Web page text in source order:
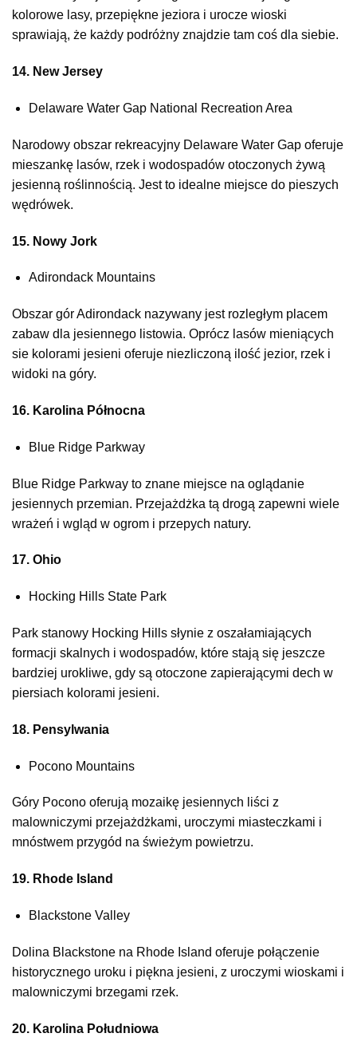
kolorowe lasy, przepiękne jeziora i urocze wioski
sprawiają, że każdy podróżny znajdzie tam coś dla siebie.
14. New Jersey
Delaware Water Gap National Recreation Area
Narodowy obszar rekreacyjny Delaware Water Gap oferuje
mieszankę lasów, rzek i wodospadów otoczonych żywą
jesienną roślinnością. Jest to idealne miejsce do pieszych
wędrówek.
15. Nowy Jork
Adirondack Mountains
Obszar gór Adirondack nazywany jest rozległym placem
zabaw dla jesiennego listowia. Oprócz lasów mieniących
sie kolorami jesieni oferuje niezliczoną ilość jezior, rzek i
widoki na góry.
16. Karolina Północna
Blue Ridge Parkway
Blue Ridge Parkway to znane miejsce na oglądanie
jesiennych przemian. Przejażdżka tą drogą zapewni wiele
wrażeń i wgląd w ogrom i przepych natury.
17. Ohio
Hocking Hills State Park
Park stanowy Hocking Hills słynie z oszałamiających
formacji skalnych i wodospadów, które stają się jeszcze
bardziej urokliwe, gdy są otoczone zapierającymi dech w
piersiach kolorami jesieni.
18. Pensylwania
Pocono Mountains
Góry Pocono oferują mozaikę jesiennych liści z
malowniczymi przejażdżkami, uroczymi miasteczkami i
mnóstwem przygód na świeżym powietrzu.
19. Rhode Island
Blackstone Valley
Dolina Blackstone na Rhode Island oferuje połączenie
historycznego uroku i piękna jesieni, z uroczymi wioskami i
malowniczymi brzegami rzek.
20. Karolina Południowa